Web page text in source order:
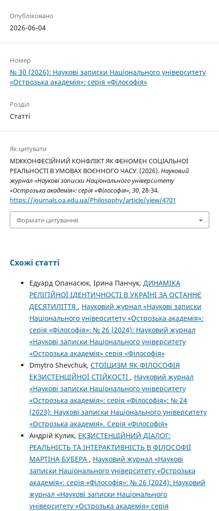
Опубліковано
2026-06-04
Номер
№ 30 (2026): Наукові записки Національного університету
«Острозька академія»: серія «Філософія»
Розділ
Статті
Як цитувати
МІЖКОНФЕСІЙНИЙ КОНФЛІКТ ЯК ФЕНОМЕН СОЦІАЛЬНОЇ
РЕАЛЬНОСТІ В УМОВАХ ВОЄННОГО ЧАСУ. (2026).Науковий
журнал «Наукові записки Національного університету
«Острозька академія»: серія «Філософія»,30, 28-34.
https://journals.oa.edu.ua/Philosophy/article/view/4701
Формати цитування
Схожі статті
Едуард Опанасюк, Ірина Панчук, ДИНАМІКА
РЕЛІГІЙНОЇ ІДЕНТИЧНОСТІ В УКРАЇНІ ЗА ОСТАННЄ
ДЕСЯТИЛІТТЯ , Науковий журнал «Наукові записки
Національного університету «Острозька академія»:
серія «Філософія»: № 26 (2024): Науковий журнал
«Наукові записки Національного університету
«Острозька академія» серія «Філософія»
Dmytro Shevchuk, СТОЇЦИЗМ ЯК ФІЛОСОФІЯ
ЕКЗИСТЕНЦІЙНОЇ СТІЙКОСТІ , Науковий журнал
«Наукові записки Національного університету
«Острозька академія»: серія «Філософія»: № 24
(2023): Наукові записки Національного університету
«Острозька академія». Серія «Філософія»
Андрій Кулик, ЕКЗИСТЕНЦІЙНИЙ ДІАЛОГ:
РЕАЛЬНІСТЬ ТА ІНТЕРАКТИВНІСТЬ В ФІЛОСОФІЇ
МАРТІНА БУБЕРА , Науковий журнал «Наукові
записки Національного університету «Острозька
академія»: серія «Філософія»: № 26 (2024): Науковий
журнал «Наукові записки Національного
університету «Острозька академія» серія